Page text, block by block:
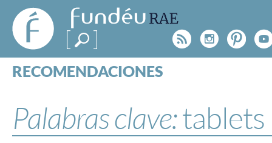
FundéuRAE
- Fundación
del Español
Urgente
Rss
RECOMENDACIONES
ESPECIALES
BLOG
Palabras clave:tablets